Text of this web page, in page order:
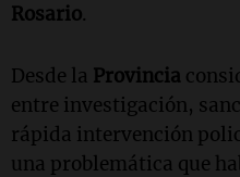
Rosario.
Desde la Provincia
entre investigación,
rápida intervención
una problemática que